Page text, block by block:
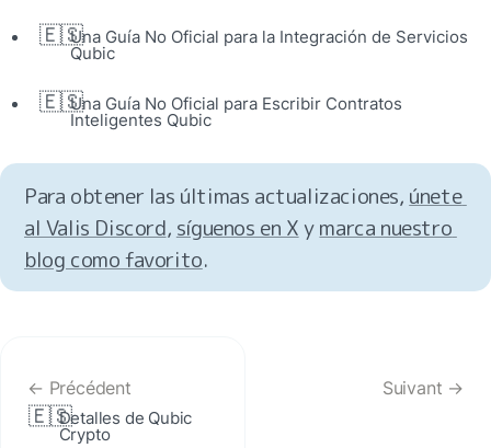
🇪🇸Una Guía No Oficial para la Integración de Servicios
Qubic
🇪🇸Una Guía No Oficial para Escribir Contratos
Inteligentes Qubic
Para obtener las últimas actualizaciones, únete
al Valis Discord, síguenos en X y marca nuestro
blog como favorito.
← Précédent
🇪🇸Detalles de Qubic
Crypto
Suivant →